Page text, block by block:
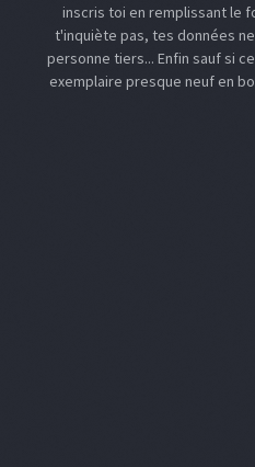
inscris toi en remplissant le
t'inquiète pas, tes données
personne tiers... Enfin sauf si
exemplaire presque neuf en